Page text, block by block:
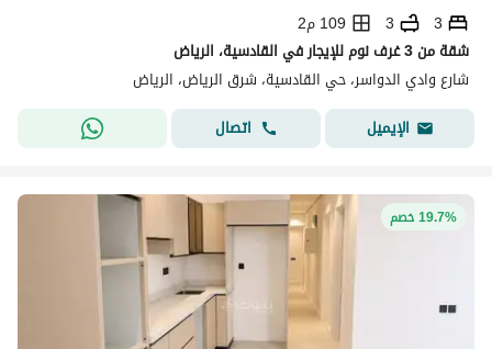
3
3
109 م2
شقة من 3 غرف نوم للإيجار في القادسية، الرياض
شارع وادي الدواسر، حي القادسية، شرق الرياض، الرياض
الإيميل
اتصال
19.7% خصم